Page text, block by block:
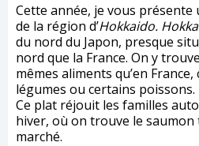
Cette année, je vous
de la région d’Hokkaido.
du nord du Japon, presque
nord que la France. On y
mêmes aliments qu’en
légumes ou certains poissons.
Ce plat réjouit les familles
hiver, où on trouve le
marché.